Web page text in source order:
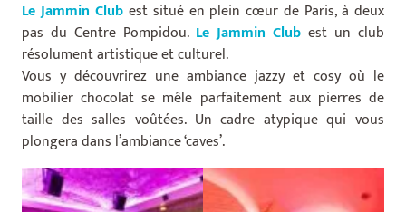
Le Jammin Club est situé en plein cœur de Paris, à deux
pas du Centre Pompidou. Le Jammin Club est un club
résolument artistique et culturel.
Vous y découvrirez une ambiance jazzy et cosy où le
mobilier chocolat se mêle parfaitement aux pierres de
taille des salles voûtées. Un cadre atypique qui vous
plongera dans l’ambiance ‘caves’.